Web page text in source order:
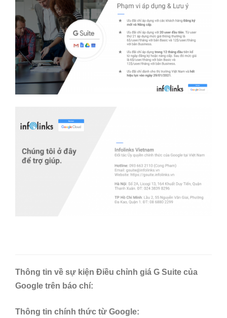
Thông tin về sự kiện Điều chỉnh giá G Suite của
Google trên báo chí:
Thông tin chính thức từ Google: